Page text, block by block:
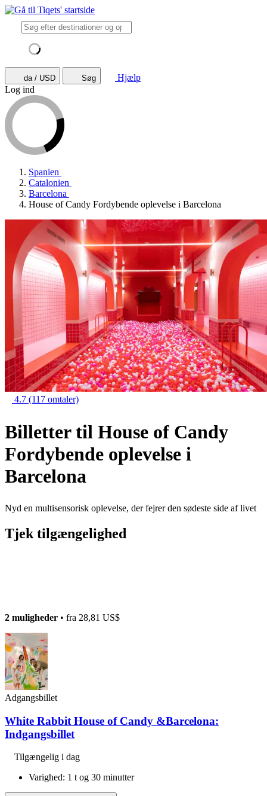
da / USD Søg
Hjælp
Log ind
Spanien
Catalonien
Barcelona
House of Candy Fordybende oplevelse i Barcelona
4.7 (117 omtaler)
Billetter til House of Candy
Fordybende oplevelse i
Barcelona
Nyd en multisensorisk oplevelse, der fejrer den sødeste side af livet
Tjek tilgængelighed
2 muligheder • fra 28,81 US$
Adgangsbillet
White Rabbit House of Candy &Barcelona:
Indgangsbillet
Tilgængelig i dag
Varighed: 1 t og 30 minutter